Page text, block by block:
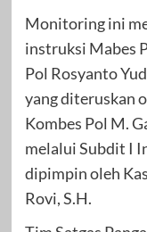
Monitoring ini
instruksi Mabes
Pol Rosyanto
yang diteruskan
Kombes Pol M.
melalui Subdit I
dipimpin oleh
Rovi, S.H.